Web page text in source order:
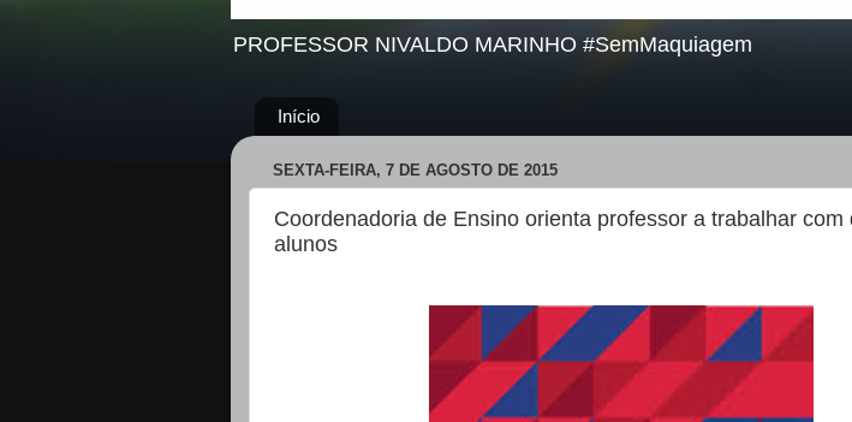
PROFESSOR NIVALDO MARINHO #SemMaquiagem
Início
SEXTA-FEIRA, 7 DE AGOSTO DE 2015
Coordenadoria de Ensino orienta professor a trabalhar com
alunos